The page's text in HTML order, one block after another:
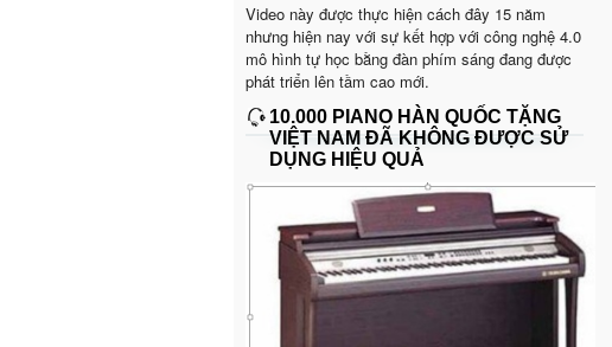
Video này được thực hiện cách đây 15 năm
nhưng hiện nay với sự kết hợp với công nghệ 4.0
mô hình tự học bằng đàn phím sáng đang được
phát triển lên tầm cao mới.
10.000 PIANO HÀN QUỐC TẶNG
VIỆT NAM ĐÃ KHÔNG ĐƯỢC SỬ
DỤNG HIỆU QUẢ